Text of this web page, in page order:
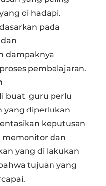
di hadapi.
pada
dampaknya
pembelajaran.
buat, guru perlu
yang diperlukan
keputusan
memonitor dan
yang di lakukan
tujuan yang